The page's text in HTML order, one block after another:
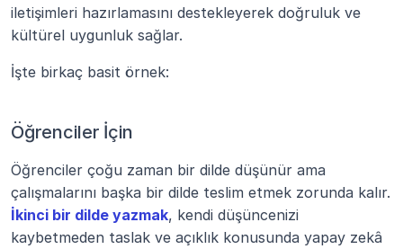
iletişimleri hazırlamasını destekleyerek doğruluk ve
kültürel uygunluk sağlar.
İşte birkaç basit örnek:
Öğrenciler İçin
Öğrenciler çoğu zaman bir dilde düşünür ama
İkinci bir dilde yazmak, kendi düşüncenizi
kaybetmeden taslak ve açıklık konusunda yapay zekâ